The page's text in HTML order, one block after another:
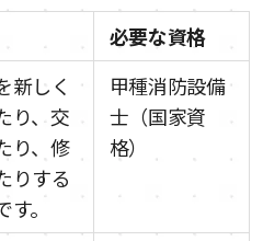
必要な資格
新しく
り、交
り、修
りする
。
甲種消防設備
士（国家資
格）